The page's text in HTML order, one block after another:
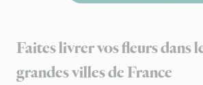
Faites livrer vos fleurs dans
grandes villes de France